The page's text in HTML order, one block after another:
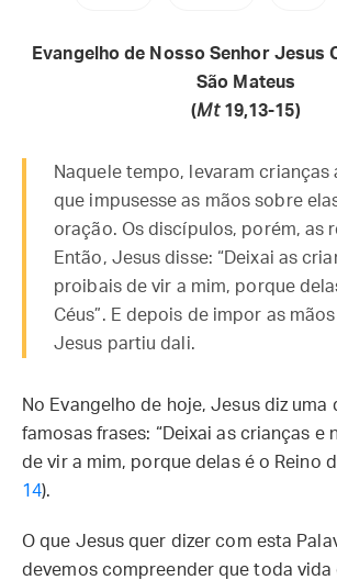
Evangelho de Nosso Senhor Jesus
São Mateus
(Mt19,13-15)
Naquele tempo, levaram crianças
que impusesse as mãos sobre
oração. Os discípulos, porém, as
Então, Jesus disse: “Deixai as
proibais de vir a mim, porque
Céus”. E depois de impor as
Jesus partiu dali.
No Evangelho de hoje, Jesus diz uma
famosas frases: “Deixai as crianças e
de vir a mim, porque delas é o Reino
14).
O que Jesus quer dizer com esta
devemos compreender que toda vida